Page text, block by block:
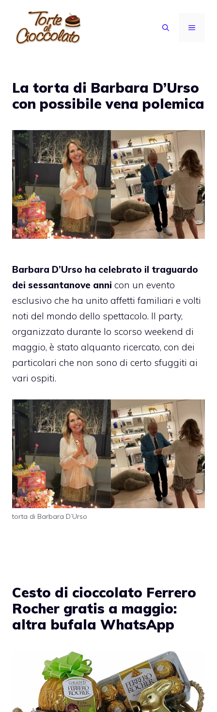
contenuto
MENU
La torta di Barbara D’Urso
con possibile vena polemica
Barbara D’Urso ha celebrato il traguardo
dei sessantanove anni con un evento
esclusivo che ha unito affetti familiari e volti
noti del mondo dello spettacolo. Il party,
organizzato durante lo scorso weekend di
maggio, è stato alquanto ricercato, con dei
particolari che non sono di certo sfuggiti ai
vari ospiti.
torta di Barbara D’Urso
Cesto di cioccolato Ferrero
Rocher gratis a maggio:
altra bufala WhatsApp